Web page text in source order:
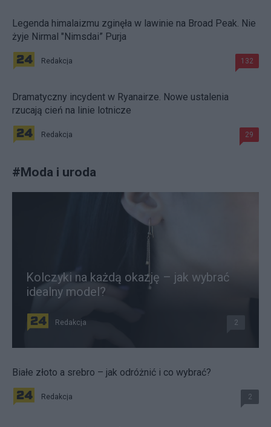
Legenda himalaizmu zginęła w lawinie na Broad Peak. Nie
żyje Nirmal "Nimsdai” Purja
Redakcja 132
Dramatyczny incydent w Ryanairze. Nowe ustalenia
rzucają cień na linie lotnicze
Redakcja 29
#Moda i uroda
Kolczyki na każdą okazję – jak wybrać
idealny model?
Redakcja 2
Białe złoto a srebro – jak odróżnić i co wybrać?
Redakcja 2